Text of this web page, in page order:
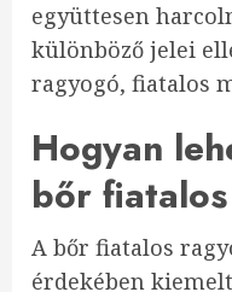
együttesen
különböző jelei
ragyogó, fiatalos
Hogyan
bőr
A bőr fiatalos
érdekében